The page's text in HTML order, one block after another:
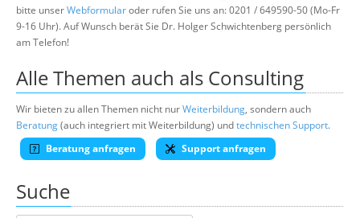
bitte unserWebformularoder rufen Sie uns an: 0201 / 649590-50 (Mo-Fr
9-16 Uhr). Auf Wunsch berät Sie Dr. Holger Schwichtenberg persönlich
am Telefon!
Alle Themen auch als Consulting
Wir bieten zu allen Themen nicht nurWeiterbildung, sondern auch
Beratung(auch integriert mit Weiterbildung) undtechnischen Support.
Beratung anfragen
Support anfragen
Suche